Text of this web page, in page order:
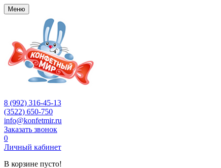
Меню
8 (992) 316-45-13
(3522) 650-750
info@konfetmir.ru
Заказать звонок
0
Личный кабинет
В корзине пусто!